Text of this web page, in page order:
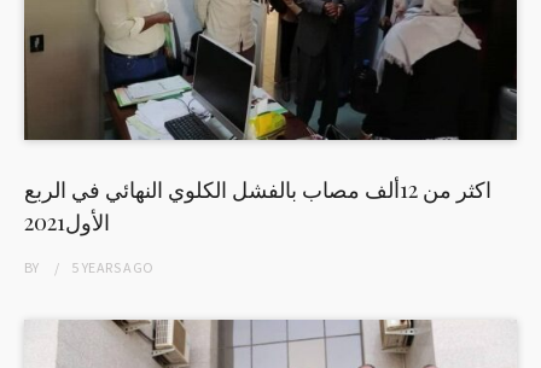
اكثر من 12ألف مصاب بالفشل الكلوي النهائي في الربع
الأول2021
BY 5 YEARSAGO